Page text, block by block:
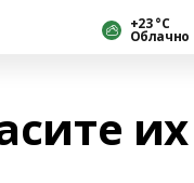
+23 °С
Облачно
их